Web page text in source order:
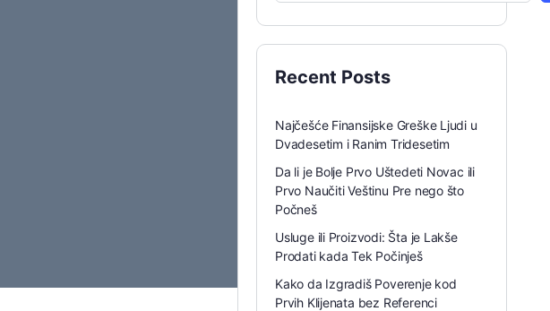
Recent Posts
Najčešće Finansijske Greške Ljudi u
Dvadesetim i Ranim Tridesetim
Da li je Bolje Prvo Uštedeti Novac ili
Prvo Naučiti Veštinu Pre nego što
Počneš
Usluge ili Proizvodi: Šta je Lakše
Prodati kada Tek Počinješ
Kako da Izgradiš Poverenje kod
Prvih Klijenata bez Referenci